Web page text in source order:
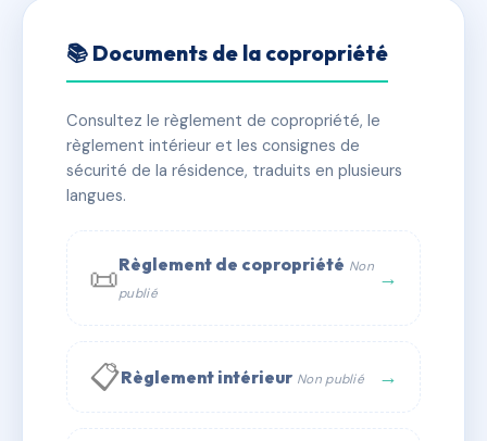
SAINT-JACQUES
✓ Immatriculée 🏠 93 lots 🏗 1 bâtiment(s)
📞 Contacter Syndic Digital
📚 Documents de la copropriété
Consultez le règlement de copropriété, le
règlement intérieur et les consignes de
sécurité de la résidence, traduits en plusieurs
langues.
📜Règlement de copropriété Non
publié
→
📋Règlement intérieur Non publié →